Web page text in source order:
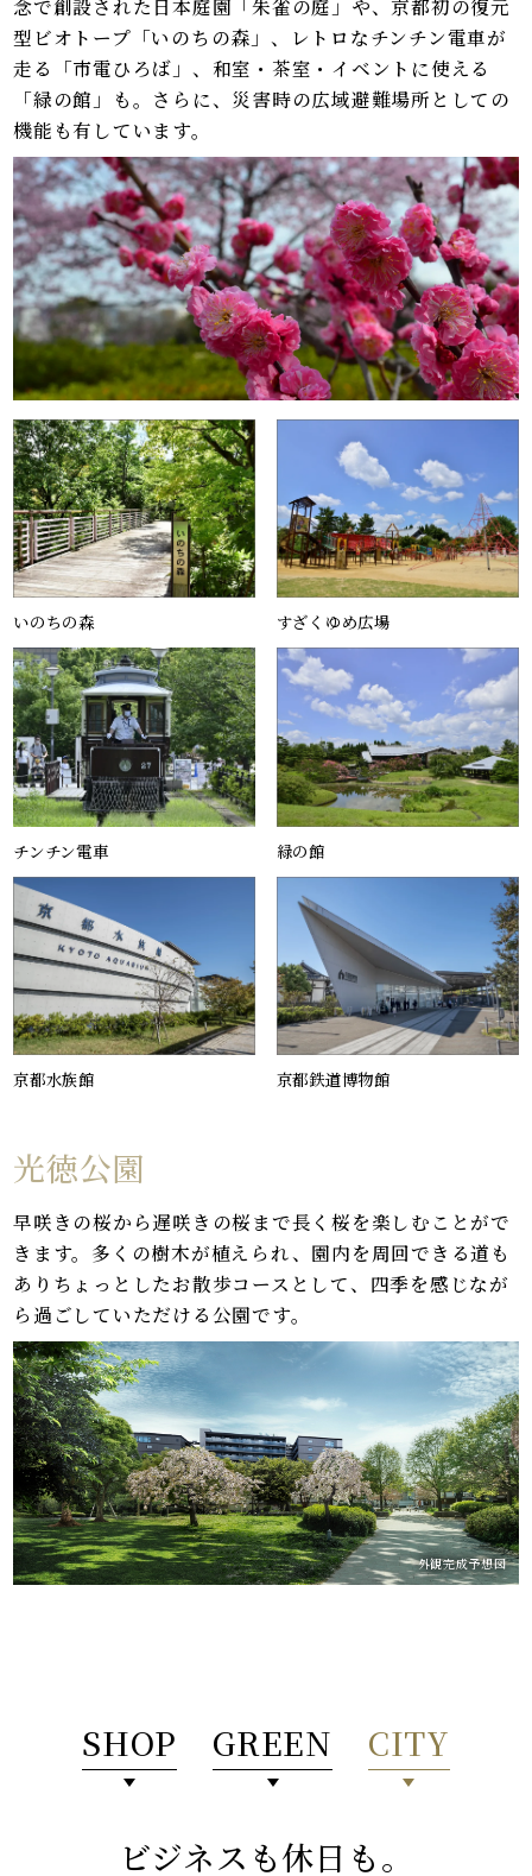
念で創設された日本庭園「朱雀の庭」や、京都初の復元
型ビオトープ「いのちの森」、レトロなチンチン電車が
走る「市電ひろば」、和室・茶室・イベントに使える
「緑の館」も。さらに、災害時の広域避難場所としての
機能も有しています。
いのちの森 すざくゆめ広場
チンチン電車 緑の館
京都水族館 京都鉄道博物館
光徳公園
早咲きの桜から遅咲きの桜まで長く桜を楽しむことがで
きます。多くの樹木が植えられ、園内を周回できる道も
ありちょっとしたお散歩コースとして、四季を感じなが
ら過ごしていただける公園です。
外観完成予想図
SHOP GREEN CITY
ビジネスも休日も。